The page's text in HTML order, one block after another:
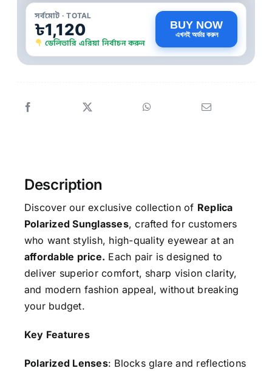
সর্বমোট · TOTAL
৳1,120
ডেলিভারি এরিয়া নির্বাচন করুন
BUY NOW
এখনই অর্ডার করুন
Description
Discover our exclusive collection of Replica
Polarized Sunglasses, crafted for customers
who want stylish, high-quality eyewear at an
affordable price. Each pair is designed to
deliver superior comfort, sharp vision clarity,
and modern fashion appeal, without breaking
your budget.
Key Features
Polarized Lenses: Blocks glare and reflections